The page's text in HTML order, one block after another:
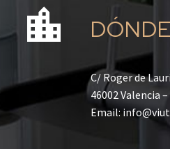
C/ Roger de
46002 Valencia
Email: